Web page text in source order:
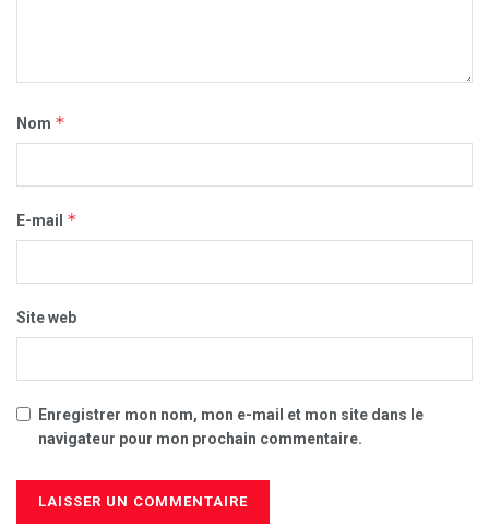
Nom *
E-mail *
Site web
Enregistrer mon nom, mon e-mail et mon site dans le
navigateur pour mon prochain commentaire.